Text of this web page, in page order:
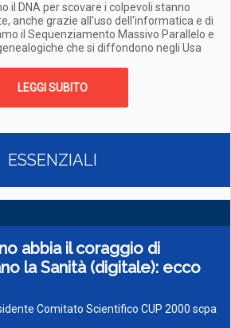
il DNA per scovare i colpevoli stanno
anche grazie all'uso dell'informatica e di
il Sequenziamento Massivo Parallelo e
che si diffondono negli Usa
LEGGI SUBITO
ESSENZIALI
abbia il coraggio di
la Sanità (digitale): ecco
Comitato Scientifico CUP 2000 scpa